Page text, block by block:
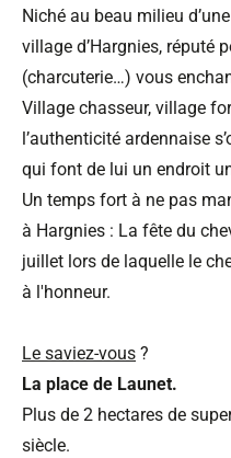
Niché au beau milieu
village d’Hargnies, réputé
(charcuterie…) vous
Village chasseur, village
l’authenticité ardennaise
qui font de lui un endroit
Un temps fort à ne pas
à Hargnies : La fête du
juillet lors de laquelle le
à l'honneur.
Le saviez-vous ?
La place de Launet.
Plus de 2 hectares de
siècle.